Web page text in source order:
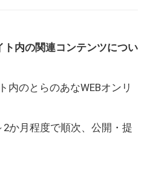
内の関連コンテンツについ
内のとらのあなWEBオンリ
か月程度で順次、公開・提